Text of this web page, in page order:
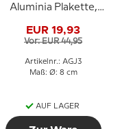
Aluminia Plakette,
EUR 19,93
Vor: EUR 44,95
Artikelnr.: AGJ3
Maß: Ø: 8 cm
AUF LAGER